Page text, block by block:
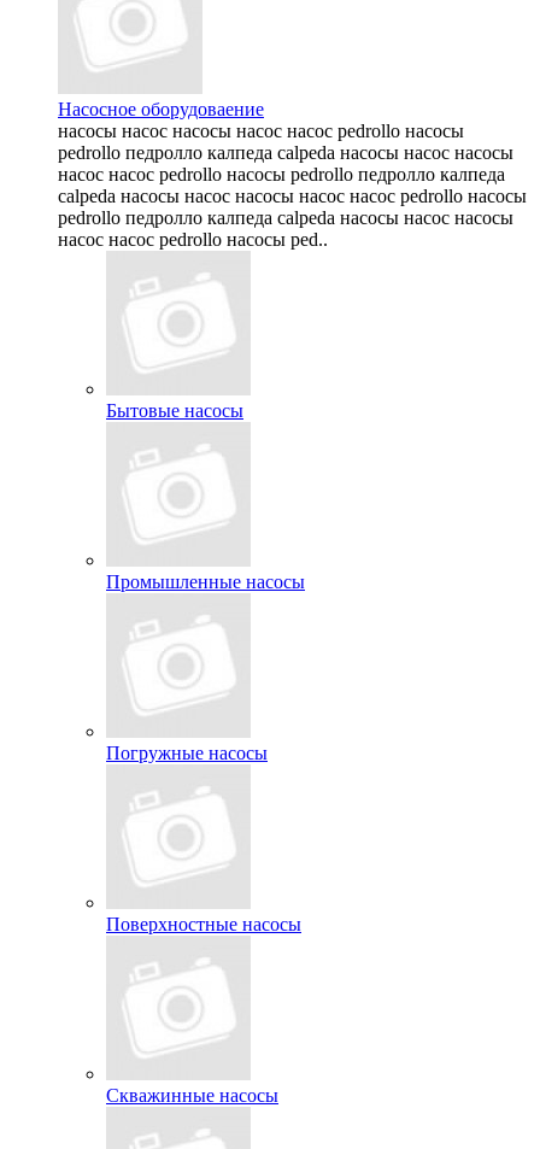
Насосное оборудоваение
насосы насос насосы насос насос pedrollo насосы
pedrollo педролло калпеда calpeda насосы насос насосы
насос насос pedrollo насосы pedrollo педролло калпеда
calpeda насосы насос насосы насос насос pedrollo насосы
pedrollo педролло калпеда calpeda насосы насос насосы
насос насос pedrollo насосы ped..
Бытовые насосы
Промышленные насосы
Погружные насосы
Поверхностные насосы
Скважинные насосы